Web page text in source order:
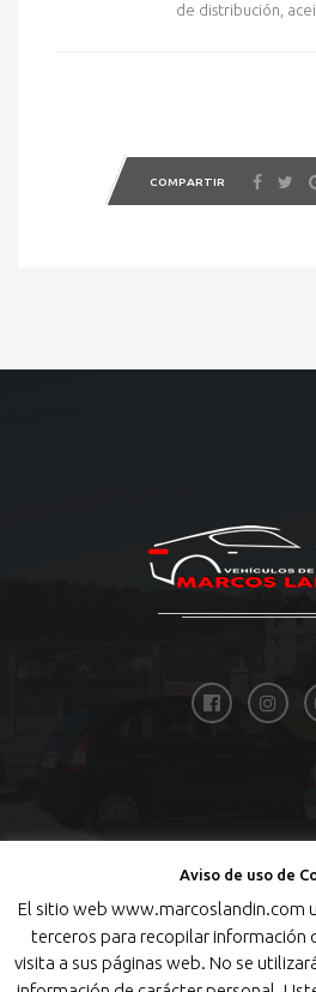
de distribución,
COMPARTIR
Aviso de uso de
El sitio web www.marcoslandin.com
terceros para recopilar información
visita a sus páginas web. No se